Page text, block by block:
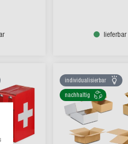
lieferbar
individualisierbar
nachhaltig